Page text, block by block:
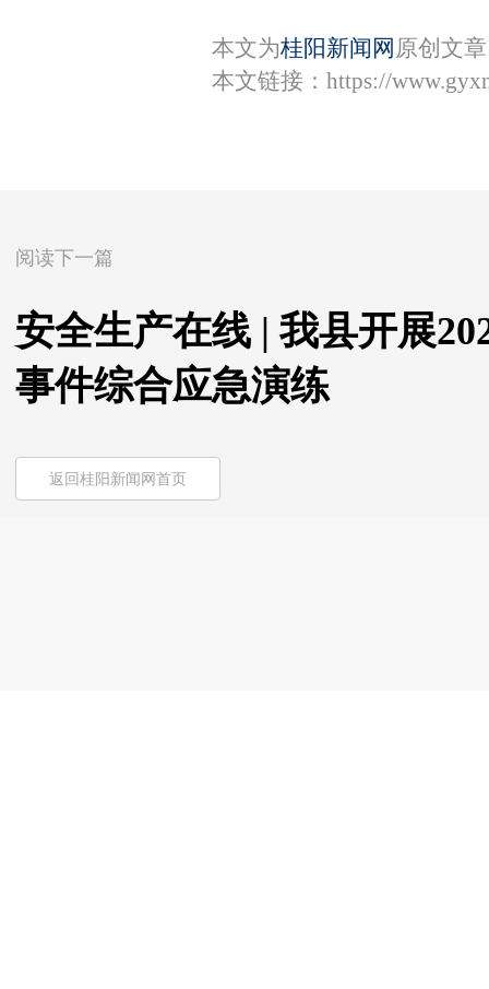
本文为桂阳新闻网 原创文
本文链接： https://
阅读下一篇
安全生产在线 | 我县开展
事件综合应急演练
返回桂阳新闻网首页